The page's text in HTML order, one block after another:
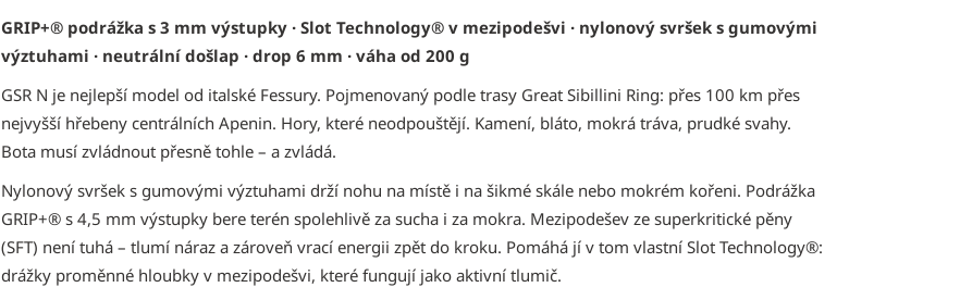
GRIP+® podrážka s 3 mm výstupky · Slot Technology® v mezipodešvi · nylonový svršek s gumovými
výztuhami · neutrální došlap · drop 6 mm · váha od 200 g
GSR N je nejlepší model od italské Fessury. Pojmenovaný podle trasy Great Sibillini Ring: přes 100 km přes
nejvyšší hřebeny centrálních Apenin. Hory, které neodpouštějí. Kamení, bláto, mokrá tráva, prudké svahy.
Bota musí zvládnout přesně tohle – a zvládá.
Nylonový svršek s gumovými výztuhami drží nohu na místě i na šikmé skále nebo mokrém kořeni. Podrážka
GRIP+® s 4,5 mm výstupky bere terén spolehlivě za sucha i za mokra. Mezipodešev ze superkritické pěny
(SFT) není tuhá – tlumí náraz a zároveň vrací energii zpět do kroku. Pomáhá jí v tom vlastní Slot Technology®:
drážky proměnné hloubky v mezipodešvi, které fungují jako aktivní tlumič.